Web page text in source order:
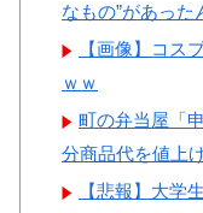
女ｗｗｗ
Powered by livedoor 相
なもの”があった
【画像】コス
ｗｗ
町の弁当屋「
分商品代を値上
【悲報】大学